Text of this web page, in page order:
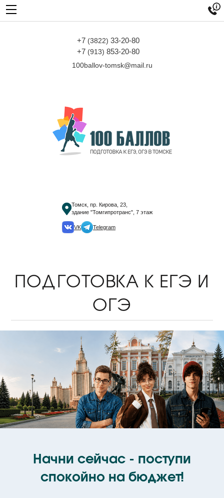
+7 (3822) 33-20-80
+7 (913) 853-20-80
100ballov-tomsk@mail.ru
Томск, пр. Кирова, 23,
здание "Томгипротранс", 7 этаж
VK Telegram

ПОДГОТОВКА К ЕГЭ И
ОГЭ
Начни сейчас - поступи
спокойно на бюджет!